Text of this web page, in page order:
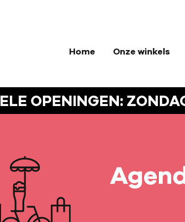
Home Onze winkels
OPENINGEN: